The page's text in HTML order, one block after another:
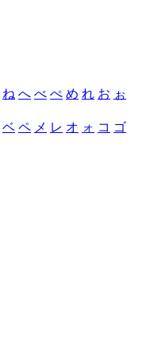
ね へ べ ぺ め れ お ぉ
ベ ペ メ レ オ ォ コ ゴ